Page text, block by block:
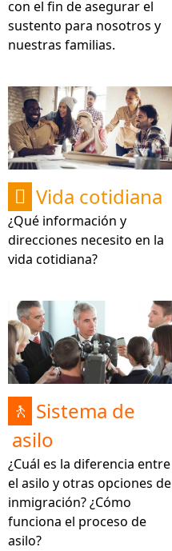
con el fin de asegurar el
sustento para nosotros y
nuestras familias.
 Vida cotidiana
¿Qué información y
direcciones necesito en la
vida cotidiana?
🚶 Sistema de
asilo
¿Cuál es la diferencia entre
el asilo y otras opciones de
inmigración? ¿Cómo
funciona el proceso de
asilo?